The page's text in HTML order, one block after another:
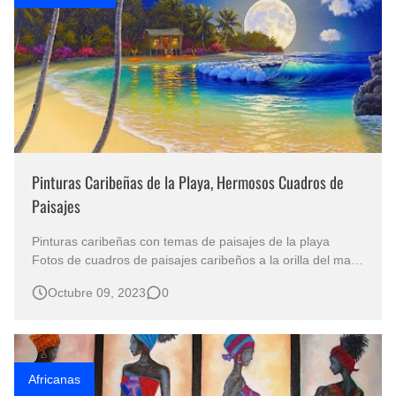
Pinturas Caribeñas de la Playa, Hermosos Cuadros de
Paisajes
Pinturas caribeñas con temas de paisajes de la playa
Fotos de cuadros de paisajes caribeños a la orilla del mar
Paisajes Coloridos del Caribe Paisajes al oleo de Roy
playa: Las pintur…
Octubre 09, 2023 0
Africanas